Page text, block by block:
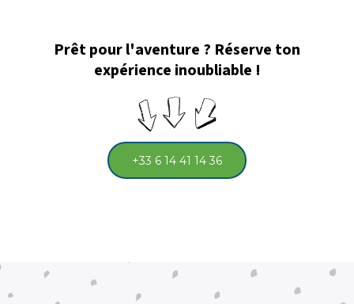
Prêt pour l'aventure ? Réserve ton
expérience inoubliable !
+33 6 14 41 14 36